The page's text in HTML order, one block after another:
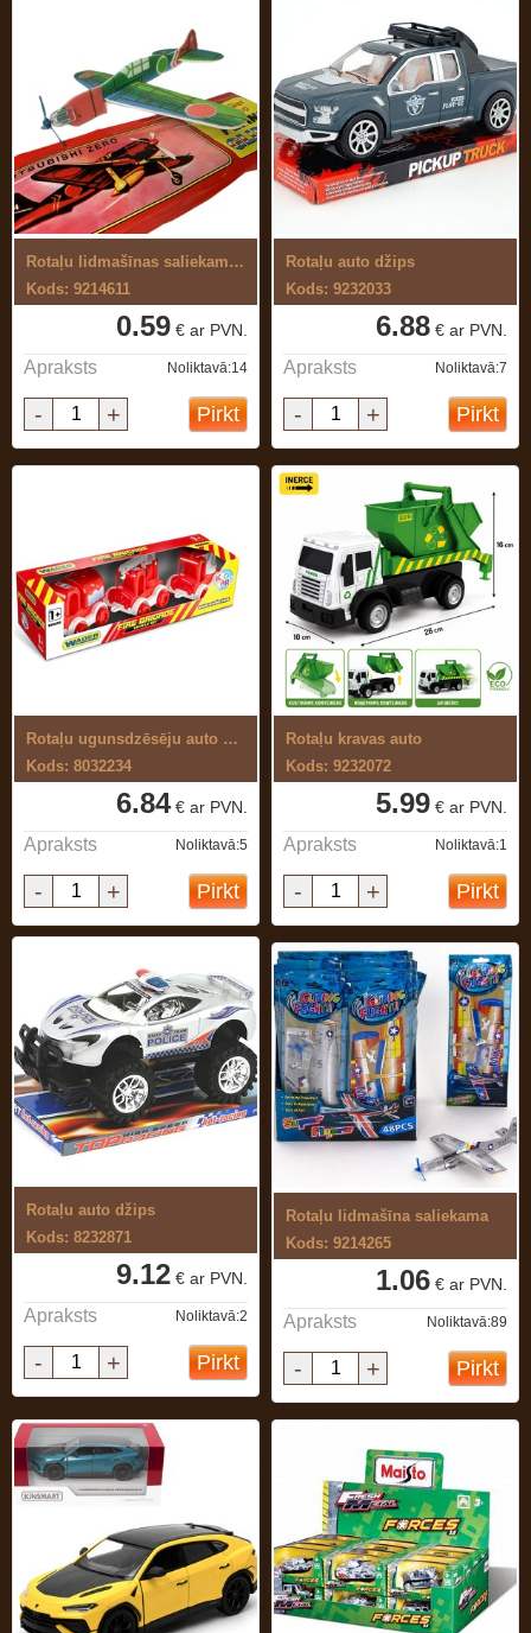
Rotaļu lidmašīnas saliekams modelis
Kods: 9214611
0.59 € ar PVN.
Apraksts Noliktavā:14
- + Pirkt
Rotaļu auto džips
Kods: 9232033
6.88 € ar PVN.
Apraksts Noliktavā:7
- + Pirkt
Rotaļu ugunsdzēsēju auto komplekts
Kods: 8032234
6.84€ ar PVN.
Apraksts Noliktavā:5
- + Pirkt
Rotaļu kravas auto
Kods: 9232072
5.99 € ar PVN.
Apraksts Noliktavā:1
- + Pirkt
Rotaļu auto džips
Kods: 8232871
9.12 € ar PVN.
Apraksts Noliktavā:2
- + Pirkt
Rotaļu lidmašīna saliekama
Kods: 9214265
1.06 € ar PVN.
Apraksts Noliktavā:89
- + Pirkt